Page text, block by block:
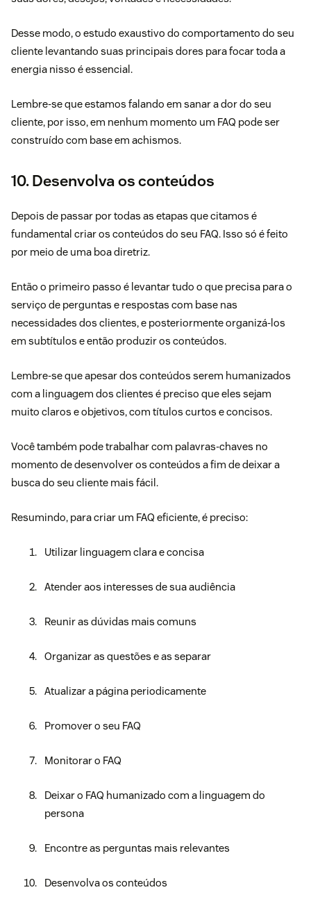
Desse modo, o estudo exaustivo do comportamento do seu
cliente levantando suas principais dores para focar toda a
energia nisso é essencial.
Lembre-se que estamos falando em sanar a dor do seu
cliente, por isso, em nenhum momento um FAQ pode ser
construído com base em achismos.
10. Desenvolva os conteúdos
Depois de passar por todas as etapas que citamos é
fundamental criar os conteúdos do seu FAQ. Isso só é feito
por meio de uma boa diretriz.
Então o primeiro passo é levantar tudo o que precisa para o
serviço de perguntas e respostas com base nas
necessidades dos clientes, e posteriormente organizá-los
em subtítulos e então produzir os conteúdos.
Lembre-se que apesar dos conteúdos serem humanizados
com a linguagem dos clientes é preciso que eles sejam
muito claros e objetivos, com títulos curtos e concisos.
Você também pode trabalhar com palavras-chaves no
momento de desenvolver os conteúdos a fim de deixar a
busca do seu cliente mais fácil.
Resumindo, para criar um FAQ eficiente, é preciso:
Utilizar linguagem clara e concisa
Atender aos interesses de sua audiência
Reunir as dúvidas mais comuns
Organizar as questões e as separar
Atualizar a página periodicamente
Promover o seu FAQ
Monitorar o FAQ
Deixar o FAQ humanizado com a linguagem do
persona
Encontre as perguntas mais relevantes
Desenvolva os conteúdos